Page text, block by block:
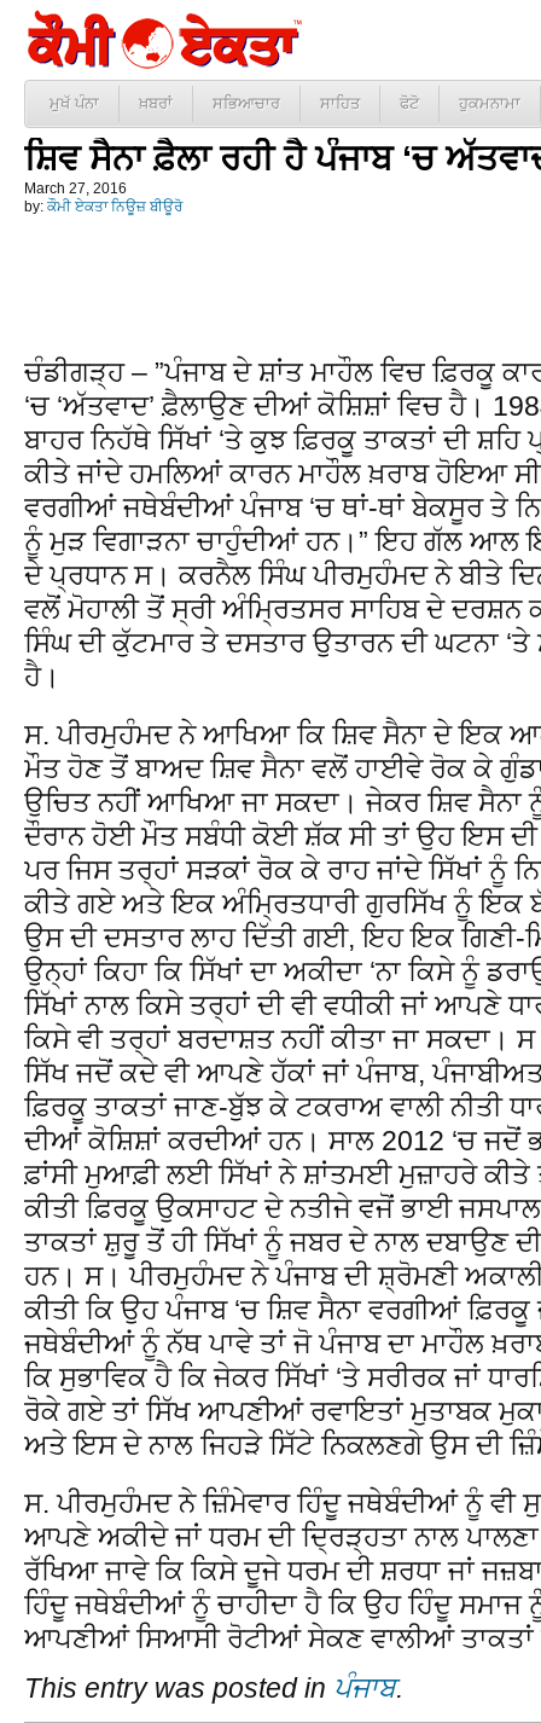
ਮੁਖੱ ਪੰਨਾ ਖ਼ਬਰਾਂ ਸਭਿਆਚਾਰ ਸਾਹਿਤ ਫੋਟੋ ਹੁਕਮਨਾਮਾ
ਸ਼ਿਵ ਸੈਨਾ ਫ਼ੈਲਾ ਰਹੀ ਹੈ ਪੰਜਾਬ ‘ਚ
March 27, 2016
by: ਕੌਮੀ ਏਕਤਾ ਨਿਊਜ਼ ਬੀਊਰੋ
ਚੰਡੀਗੜ੍ਹ – ”ਪੰਜਾਬ ਦੇ ਸ਼ਾਂਤ ਮਾਹੌਲ ਵਿਚ ਫ਼ਿਰਕੂ
‘ਚ ‘ਅੱਤਵਾਦ’ ਫ਼ੈਲਾਉਣ ਦੀਆਂ ਕੋਸ਼ਿਸ਼ਾਂ ਵਿਚ ਹੈ।
ਬਾਹਰ ਨਿਹੱਥੇ ਸਿੱਖਾਂ ‘ਤੇ ਕੁਝ ਫ਼ਿਰਕੂ ਤਾਕਤਾਂ ਦੀ
ਕੀਤੇ ਜਾਂਦੇ ਹਮਲਿਆਂ ਕਾਰਨ ਮਾਹੌਲ ਖ਼ਰਾਬ ਹੋਇਆ
ਵਰਗੀਆਂ ਜਥੇਬੰਦੀਆਂ ਪੰਜਾਬ ‘ਚ ਥਾਂ-ਥਾਂ ਬੇਕਸੂਰ ਤੇ
ਨੂੰ ਮੁੜ ਵਿਗਾੜਨਾ ਚਾਹੁੰਦੀਆਂ ਹਨ।” ਇਹ ਗੱਲ
ਦੇ ਪ੍ਰਧਾਨ ਸ। ਕਰਨੈਲ ਸਿੰਘ ਪੀਰਮੁਹੰਮਦ ਨੇ ਬੀਤੇ
ਵਲੋਂ ਮੋਹਾਲੀ ਤੋਂ ਸ੍ਰੀ ਅੰਮ੍ਰਿਤਸਰ ਸਾਹਿਬ ਦੇ ਦਰਸ਼ਨ
ਸਿੰਘ ਦੀ ਕੁੱਟਮਾਰ ਤੇ ਦਸਤਾਰ ਉਤਾਰਨ ਦੀ ਘਟਨਾ
ਹੈ।
ਸ. ਪੀਰਮੁਹੰਮਦ ਨੇ ਆਖਿਆ ਕਿ ਸ਼ਿਵ ਸੈਨਾ ਦੇ ਇਕ
ਮੌਤ ਹੋਣ ਤੋਂ ਬਾਅਦ ਸ਼ਿਵ ਸੈਨਾ ਵਲੋਂ ਹਾਈਵੇ ਰੋਕ ਕੇ
ਉਚਿਤ ਨਹੀਂ ਆਖਿਆ ਜਾ ਸਕਦਾ। ਜੇਕਰ ਸ਼ਿਵ
ਦੌਰਾਨ ਹੋਈ ਮੌਤ ਸਬੰਧੀ ਕੋਈ ਸ਼ੱਕ ਸੀ ਤਾਂ ਉਹ ਇਸ ਦੀ
ਪਰ ਜਿਸ ਤਰ੍ਹਾਂ ਸੜਕਾਂ ਰੋਕ ਕੇ ਰਾਹ ਜਾਂਦੇ ਸਿੱਖਾਂ ਨੂੰ
ਕੀਤੇ ਗਏ ਅਤੇ ਇਕ ਅੰਮ੍ਰਿਤਧਾਰੀ ਗੁਰਸਿੱਖ ਨੂੰ ਇਕ
ਉਸ ਦੀ ਦਸਤਾਰ ਲਾਹ ਦਿੱਤੀ ਗਈ, ਇਹ ਇਕ ਗਿਣੀ-
ਉਨ੍ਹਾਂ ਕਿਹਾ ਕਿ ਸਿੱਖਾਂ ਦਾ ਅਕੀਦਾ ‘ਨਾ ਕਿਸੇ ਨੂੰ
ਸਿੱਖਾਂ ਨਾਲ ਕਿਸੇ ਤਰ੍ਹਾਂ ਦੀ ਵੀ ਵਧੀਕੀ ਜਾਂ ਆਪਣੇ
ਕਿਸੇ ਵੀ ਤਰ੍ਹਾਂ ਬਰਦਾਸ਼ਤ ਨਹੀਂ ਕੀਤਾ ਜਾ
ਸਿੱਖ ਜਦੋਂ ਕਦੇ ਵੀ ਆਪਣੇ ਹੱਕਾਂ ਜਾਂ ਪੰਜਾਬ,
ਫ਼ਿਰਕੂ ਤਾਕਤਾਂ ਜਾਣ-ਬੁੱਝ ਕੇ ਟਕਰਾਅ ਵਾਲੀ ਨੀਤੀ
ਦੀਆਂ ਕੋਸ਼ਿਸ਼ਾਂ ਕਰਦੀਆਂ ਹਨ। ਸਾਲ 2012 ‘ਚ ਜਦੋਂ
ਫ਼ਾਂਸੀ ਮੁਆਫ਼ੀ ਲਈ ਸਿੱਖਾਂ ਨੇ ਸ਼ਾਂਤਮਈ ਮੁਜ਼ਾਹਰੇ ਕੀਤੇ
ਕੀਤੀ ਫ਼ਿਰਕੂ ਉਕਸਾਹਟ ਦੇ ਨਤੀਜੇ ਵਜੋਂ ਭਾਈ
ਤਾਕਤਾਂ ਸ਼ੁਰੂ ਤੋਂ ਹੀ ਸਿੱਖਾਂ ਨੂੰ ਜਬਰ ਦੇ ਨਾਲ
ਹਨ। ਸ। ਪੀਰਮੁਹੰਮਦ ਨੇ ਪੰਜਾਬ ਦੀ ਸ਼੍ਰੋਮਣੀ
ਕੀਤੀ ਕਿ ਉਹ ਪੰਜਾਬ ‘ਚ ਸ਼ਿਵ ਸੈਨਾ ਵਰਗੀਆਂ
ਜਥੇਬੰਦੀਆਂ ਨੂੰ ਨੱਥ ਪਾਵੇ ਤਾਂ ਜੋ ਪੰਜਾਬ ਦਾ ਮਾਹੌਲ
ਕਿ ਸੁਭਾਵਿਕ ਹੈ ਕਿ ਜੇਕਰ ਸਿੱਖਾਂ ‘ਤੇ ਸਰੀਰਕ ਜਾਂ
ਰੋਕੇ ਗਏ ਤਾਂ ਸਿੱਖ ਆਪਣੀਆਂ ਰਵਾਇਤਾਂ ਮੁਤਾਬਕ
ਅਤੇ ਇਸ ਦੇ ਨਾਲ ਜਿਹੜੇ ਸਿੱਟੇ ਨਿਕਲਣਗੇ ਉਸ ਦੀ
ਸ. ਪੀਰਮੁਹੰਮਦ ਨੇ ਜ਼ਿੰਮੇਵਾਰ ਹਿੰਦੂ ਜਥੇਬੰਦੀਆਂ ਨੂੰ ਵੀ
ਆਪਣੇ ਅਕੀਦੇ ਜਾਂ ਧਰਮ ਦੀ ਦ੍ਰਿੜ੍ਹਤਾ ਨਾਲ
ਰੱਖਿਆ ਜਾਵੇ ਕਿ ਕਿਸੇ ਦੂਜੇ ਧਰਮ ਦੀ ਸ਼ਰਧਾ ਜਾਂ
ਹਿੰਦੂ ਜਥੇਬੰਦੀਆਂ ਨੂੰ ਚਾਹੀਦਾ ਹੈ ਕਿ ਉਹ ਹਿੰਦੂ ਸਮਾਜ
ਆਪਣੀਆਂ ਸਿਆਸੀ ਰੋਟੀਆਂ ਸੇਕਣ ਵਾਲੀਆਂ
This entry was posted in ਪੰਜਾਬ.